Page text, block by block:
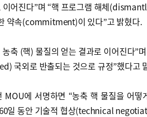
이어진다”며 “핵 프로그램 해체
약속(commitment)이 있다”고 밝혔다.
축 (핵) 물질의 얻는 결과로 이어진다”
국외로 반출되는 것으로 규정”했다고
MOU에 서명하면 “농축 핵 물질을 어떻
일 동안 기술적 협상(technical